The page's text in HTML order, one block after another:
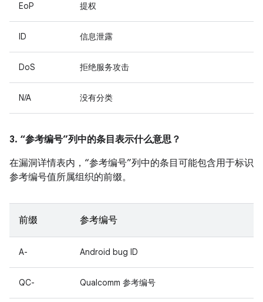
EoP 提权
ID 信息泄露
DoS 拒绝服务攻击
N/A 没有分类
3. “参考编号”列中的条目表示什么意思？
在漏洞详情表内，“参考编号”列中的条目可能包含用于标识
参考编号值所属组织的前缀。
前缀 参考编号
A- Android bug ID
QC- Qualcomm 参考编号